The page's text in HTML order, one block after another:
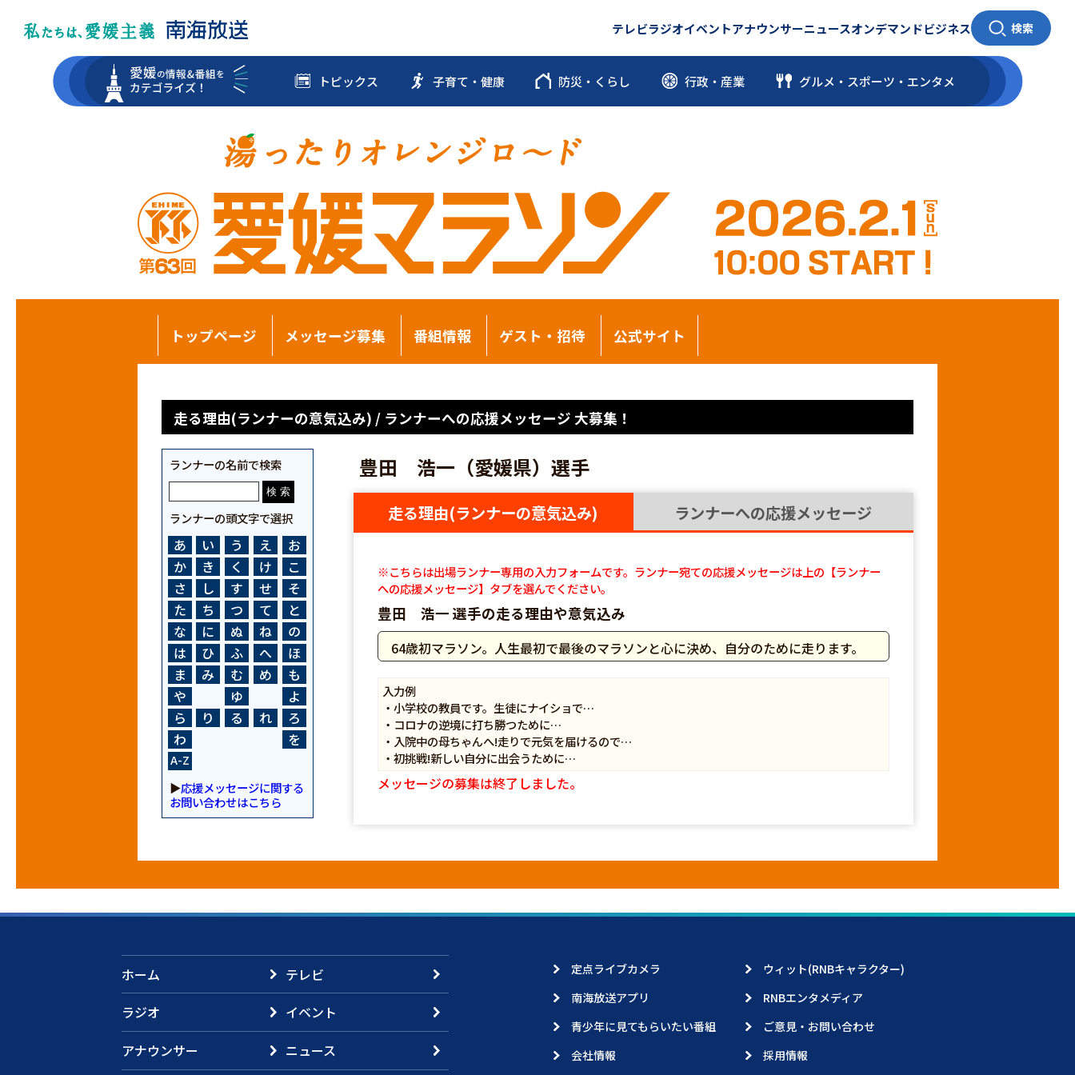
テレビラジオイベントアナウンサーニュースオンデマンドビジネス 検索
トピックス 子育て・健康 防災・くらし 行政・産業 グルメ・スポーツ ・ エンタメ
トップページ メッセージ募集 番組情報 ゲスト・招待 公式サイト
走る理由(ランナーの意気込み) / ランナーへの応援メッセージ 大募集！
ランナーの名前で検索
ランナーの頭文字で選択
あ い う え
お
か
き く け
こ
さ
し す せ
そ
た
ち つ て
と
な
に ぬ ね
の
は
ひ ふ へ
ほ
ま
み む め
も
や
ゆ
よ
ら
り る れ
ろ
わ
を
A-Z
▶応援メッセージに関する
お問い合わせはこちら
豊田 浩一（愛媛県）選手
走る理由(ランナーの意気込み) ランナーへの応援メッセージ
※こちらは出場ランナー専用の入力フォームです。ランナー宛ての応援メッセージは上の【ランナー
への応援メッセージ】タブを選んでください。
豊田 浩一 選手の走る理由や意気込み
64歳初マラソン。人生最初で最後のマラソンと心に決め、自分のために走ります。
入力例
・小学校の教員です。生徒にナイショで…
・コロナの逆境に打ち勝つために…
・入院中の母ちゃんへ!走りで元気を届けるので…
・初挑戦!新しい自分に出会うために…
メッセージの募集は終了しました。
ホーム
テレビ
ラジオ
イベント
アナウンサー
ニュース
定点ライブカメラ
ウィット(RNBキャラクター)
南海放送アプリ
RNBエンタメディア
青少年に見てもらいたい番組
ご意見・お問い合わせ
会社情報
採用情報